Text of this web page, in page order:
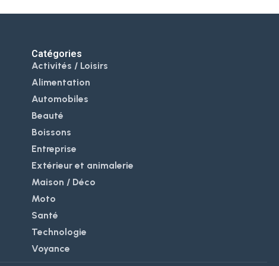
Catégories
Activités / Loisirs
Alimentation
Automobiles
Beauté
Boissons
Entreprise
Extérieur et animalerie
Maison / Déco
Moto
Santé
Technologie
Voyance